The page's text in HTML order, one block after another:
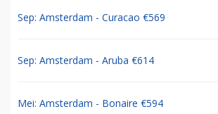
Sep: Amsterdam - Curacao €569
Sep: Amsterdam - Aruba €614
Mei: Amsterdam - Bonaire €594